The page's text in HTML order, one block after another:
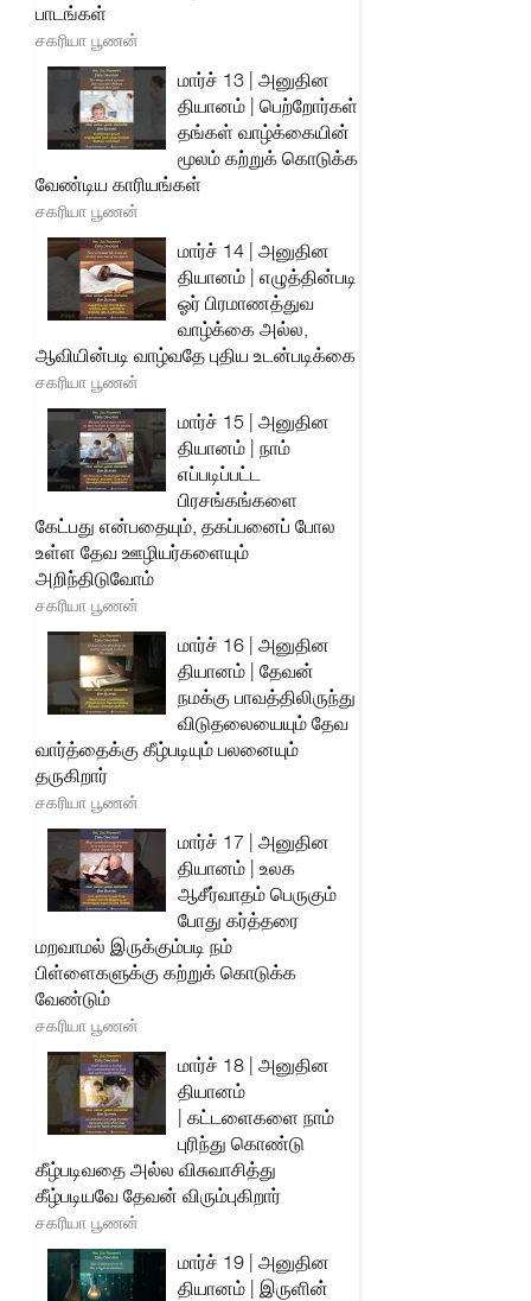
பாடங்கள்
சகரியா பூணன்
மார்ச் 13 | அனுதின
தியானம் | பெற்றோர்கள்
தங்கள் வாழ்க்கையின்
மூலம் கற்றுக் கொடுக்க
வேண்டிய காரியங்கள்
சகரியா பூணன்
மார்ச் 14 | அனுதின
தியானம் | எழுத்தின்படி
ஓர் பிரமாணத்துவ
வாழ்க்கை அல்ல,
ஆவியின்படி வாழ்வதே புதிய உடன்படிக்கை
சகரியா பூணன்
மார்ச் 15 | அனுதின
தியானம் | நாம்
எப்படிப்பட்ட
பிரசங்கங்களை
கேட்பது என்பதையும், தகப்பனைப் போல
உள்ள தேவ ஊழியர்களையும்
அறிந்திடுவோம்
சகரியா பூணன்
மார்ச் 16 | அனுதின
தியானம் | தேவன்
நமக்கு பாவத்திலிருந்து
விடுதலையையும் தேவ
வார்த்தைக்கு கீழ்படியும் பலனையும்
தருகிறார்
சகரியா பூணன்
மார்ச் 17 | அனுதின
தியானம் | உலக
ஆசீர்வாதம் பெருகும்
போது கர்த்தரை
மறவாமல் இருக்கும்படி நம்
பிள்ளைகளுக்கு கற்றுக் கொடுக்க
வேண்டும்
சகரியா பூணன்
மார்ச் 18 | அனுதின
தியானம்
| கட்டளைகளை நாம்
புரிந்து கொண்டு
கீழ்படிவதை அல்ல விசுவாசித்து
கீழ்படியவே தேவன் விரும்புகிறார்
சகரியா பூணன்
மார்ச் 19 | அனுதின
தியானம் | இருளின்